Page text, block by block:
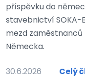
příspěvku do
stavebnictví SOKA-
mezd
Německa.
30.6.2026 Celý